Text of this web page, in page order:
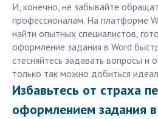
И, конечно, не забывайте
профессионалам. На платформе
найти опытных специалистов,
оформление задания в Word
стесняйтесь задавать вопросы и
только так можно добиться
Избавьтесь от страха
оформлением задания